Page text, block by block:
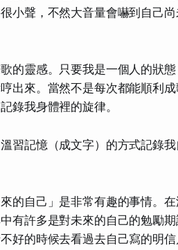
小聲，不然大音量會嚇到自己
的靈感。只要我是一個人的狀
出來。當然不是每次都能順利
錄我身體裡的旋律。
習記憶（成文字）的方式記錄
的自己」是非常有趣的事情。
有許多是對未來的自己的勉勵
好的時候去看過去自己寫的明